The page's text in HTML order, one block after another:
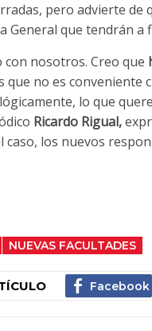
pero advierte de
General que tendrán
con nosotros. Creo que
que no es conveniente
lo que
Ricardo Rigual,
los nuevos
NUEVAS FACULTADES